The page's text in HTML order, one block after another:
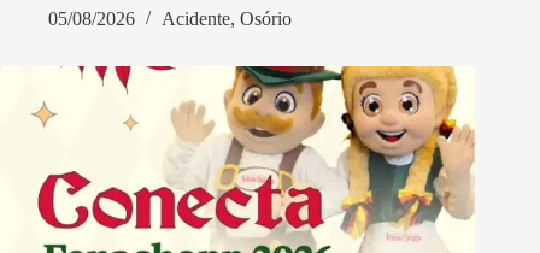
05/08/2026
Acidente, Osório